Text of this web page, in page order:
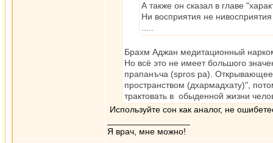
А также он сказал в главе
Ни восприятия не
Брахм Аджан медитационный
Но всё это не имеет большого
прапанъча (spros ра).
пространством (дхармадхату)",
трактовать в обыденной жизни
Используйте сон как аналог, не
Я врач, мне можно!